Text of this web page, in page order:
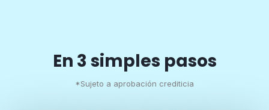
En 3 simples pasos
*Sujeto a aprobación crediticia